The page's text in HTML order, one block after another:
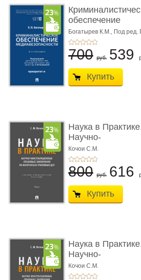
обеспечение
медиабезопас�
Богатырев К.М., Под ред.
700 руб. 539
Купить
Наука в
Научно-
...
Кочои С.М.
800 руб. 616
Купить
Наука в
Научно-
...
Кочои С.М.